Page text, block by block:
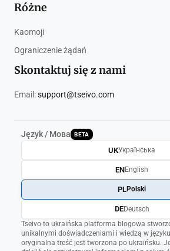
Różne
Kaomoji
Ograniczenie żądań
Skontaktuj się z nami
Email:support@tseivo.com
Język / Мова BETA
Tseivo to ukraińska platforma blogowa
unikalnymi doświadczeniami i wiedzą w
oryginalna treść jest tworzona po ukraińsku.
UKУкраїнська
ENEnglish
PLPolski
DEDeutsch